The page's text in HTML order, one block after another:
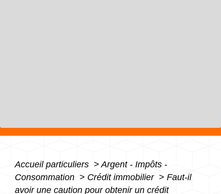
Accueil particuliers > Argent - Impôts -
Consommation > Crédit immobilier > Faut-il
avoir une caution pour obtenir un crédit